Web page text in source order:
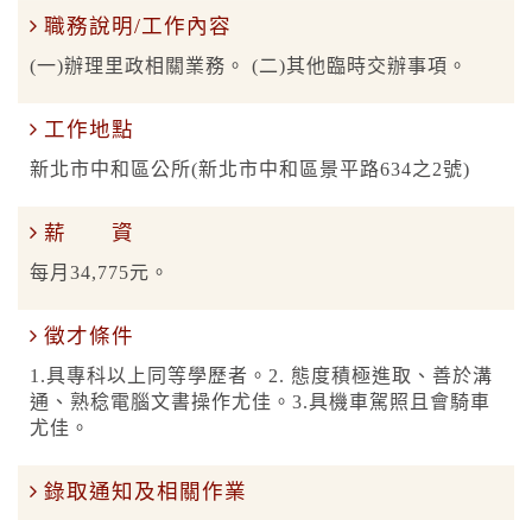
職務說明/工作內容
(一)辦理里政相關業務。 (二)其他臨時交辦事項。
工作地點
新北市中和區公所(新北市中和區景平路634之2號)
薪 資
每月34,775元。
徵才條件
1.具專科以上同等學歷者。2. 態度積極進取、善於溝
通、熟稔電腦文書操作尤佳。3.具機車駕照且會騎車
尤佳。
錄取通知及相關作業